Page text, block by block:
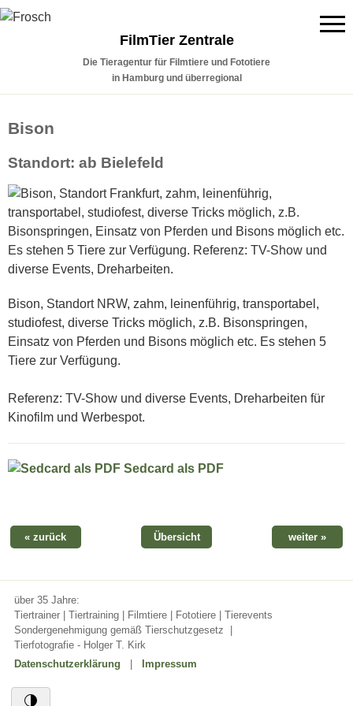
FilmTier Zentrale
Die Tieragentur für Filmtiere und Fototiere
in Hamburg und überregional
Bison
Standort: ab Bielefeld
Bison, Standort NRW, zahm, leinenführig, transportabel,
studiofest, diverse Tricks möglich, z.B. Bisonspringen,
Einsatz von Pferden und Bisons möglich etc. Es stehen 5
Tiere zur Verfügung.
Referenz: TV-Show und diverse Events, Dreharbeiten für
Kinofilm und Werbespot.
Sedcard als PDF
« zurück weiter »
Übersicht
über 35 Jahre:
Tiertrainer | Tiertraining | Filmtiere | Fototiere | Tierevents
Sondergenehmigung gemäß Tierschutzgesetz
Tierfotografie - Holger T. Kirk
Datenschutzerklärung
Impressum